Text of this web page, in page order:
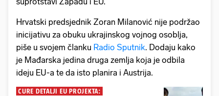
Hrvatski predsjednik Zoran Milanović nije podržao
inicijativu za obuku ukrajinskog vojnog osoblja,
piše u svojem članku Radio Sputnik. Dodaju kako
je Mađarska jedina druga zemlja koja je odbila
ideju EU-a te da isto planira i Austrija.
CURE DETALJI EU PROJEKTA: